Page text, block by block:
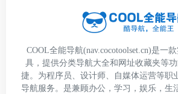
COOL全能导航(nav.cocotoolset.cn)是一
具，提供分类导航大全和网址收藏夹等
捷。为程序员、设计师、自媒体运营等职
导航服务。是兼顾办公，学习，娱乐，生